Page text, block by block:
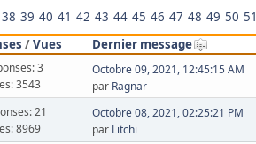
38 39 40 41 42 43 44 45 46 47 48 49 50 51
/Vues
Dernier message
3
3543
Octobre 09, 2021, 12:45:15 AM
par Ragnar
21
8969
Octobre 08, 2021, 02:25:21 PM
par Litchi